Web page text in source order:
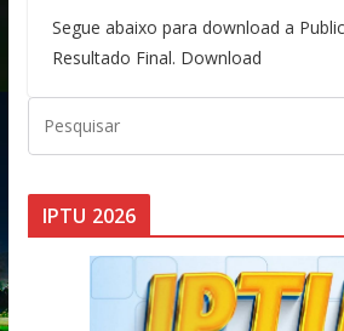
Segue abaixo para download a
Resultado Final. Download
IPTU 2026